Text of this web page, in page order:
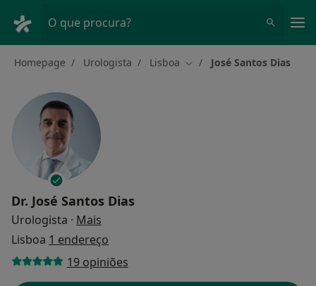
O que procura?
Homepage Urologista Lisboa Mudar de cidade
José Santos Dias
Dr. José Santos Dias
Urologista · Mais
Lisboa 1 endereço
19 opiniões